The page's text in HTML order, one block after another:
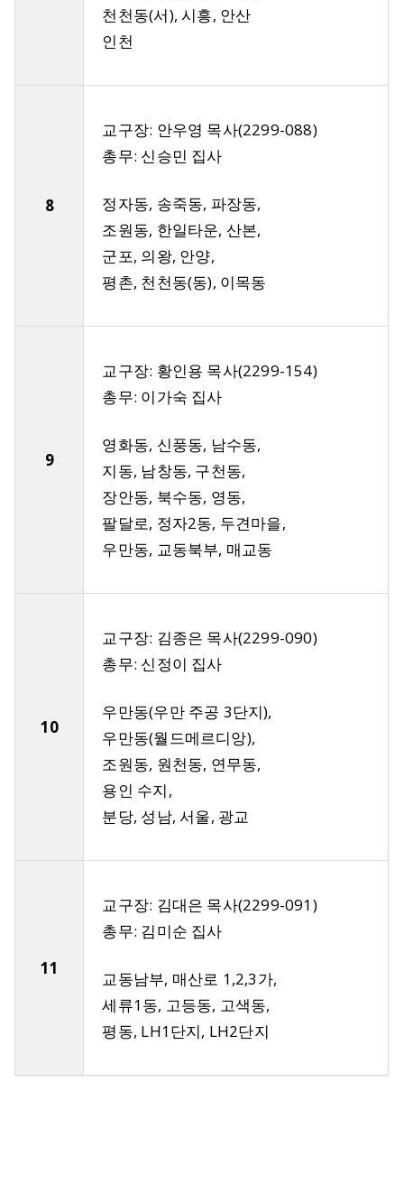
천천동(서), 시흥, 안산
인천
8
교구장: 안우영 목사(2299-088)
총무: 신승민 집사
정자동, 송죽동, 파장동,
조원동, 한일타운, 산본,
군포, 의왕, 안양,
평촌, 천천동(동), 이목동
9
교구장: 황인용 목사(2299-154)
총무: 이가숙 집사
영화동, 신풍동, 남수동,
지동, 남창동, 구천동,
장안동, 북수동, 영동,
팔달로, 정자2동, 두견마을,
우만동, 교동북부, 매교동
10
교구장: 김종은 목사(2299-090)
총무: 신정이 집사
우만동(우만 주공 3단지),
우만동(월드메르디앙),
조원동, 원천동, 연무동,
용인 수지,
분당, 성남, 서울, 광교
11
교구장: 김대은 목사(2299-091)
총무: 김미순 집사
교동남부, 매산로 1,2,3가,
세류1동, 고등동, 고색동,
평동, LH1단지, LH2단지